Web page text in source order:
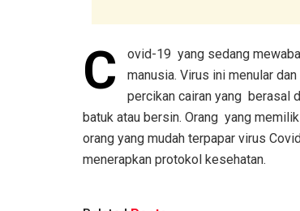
C ovid-19 yang sedang
manusia. Virus ini menular
percikan cairan yang berasal
batuk atau bersin. Orang yang
orang yang mudah terpapar virus
menerapkan protokol kesehatan.